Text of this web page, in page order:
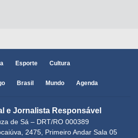
Esporte Cultura
Brasil Mundo Agenda
e Jornalista Responsável
de Sá – DRT/RO 000389
2475, Primeiro Andar Sala 05